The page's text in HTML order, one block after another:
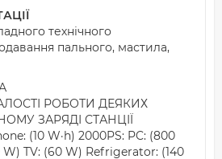
технічного
пального, мастила,
РОБОТИ ДЕЯКИХ
ЗАРЯДІ СТАНЦІЇ
(10 W·h) 2000PS: PC: (800
TV: (60 W) Refrigerator: (140